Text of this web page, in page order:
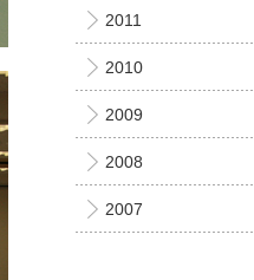
2011
2010
2009
2008
2007